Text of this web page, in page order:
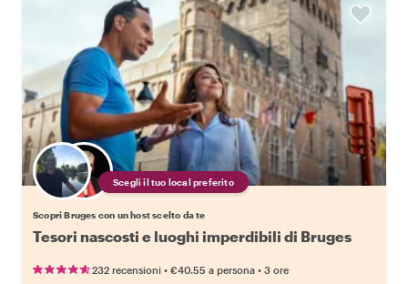
Scegli il tuo local preferito
Scopri Bruges con un host scelto da te
Tesori nascosti e luoghi imperdibili di Bruges
232 recensioni • €40.55 a persona • 3 ore